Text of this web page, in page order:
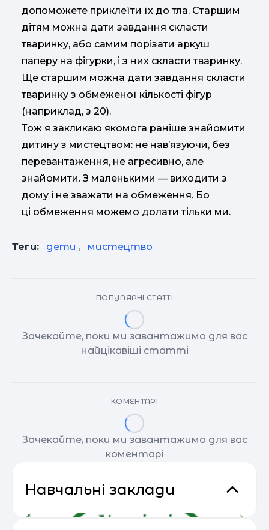
допоможете приклеїти їх до тла. Старшим
дітям можна дати завдання скласти
тваринку, або самим порізати аркуш
паперу на фігурки, і з них скласти тваринку.
Ще старшим можна дати завдання скласти
тваринку з обмеженої кількості фігур
(наприклад, з 20).
Тож я закликаю якомога раніше знайомити
дитину з мистецтвом: не нав’язуючи, без
перевантаження, не агресивно, але
знайомити. З маленькими — виходити з
дому і не зважати на обмеження. Бо
ці обмеження можемо долати тільки ми.
Теги: дети , мистецтво
ПОПУЛЯРНІ СТАТТІ
Зачекайте, поки ми завантажимо для вас
найцікавіші статті
КОМЕНТАРІ
Зачекайте, поки ми завантажимо для вас
коментарі
Навчальні заклади